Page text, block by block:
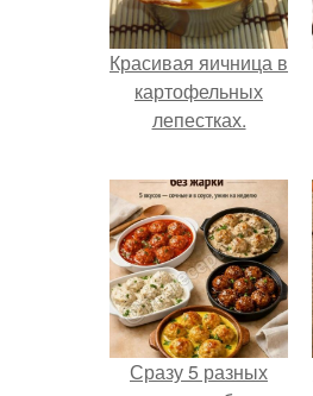
Красивая яичница в
картофельных
лепестках.
Сразу 5 разных